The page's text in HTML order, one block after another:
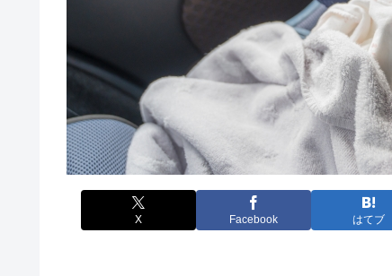
X Facebook はてブ